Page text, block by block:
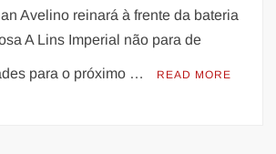
Avelino reinará à frente da bateria
A Lins Imperial não para de
para o próximo … READ MORE